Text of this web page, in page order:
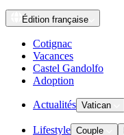
Édition française
Cotignac
Vacances
Castel Gandolfo
Adoption
Actualités Vatican
Lifestyle Couple